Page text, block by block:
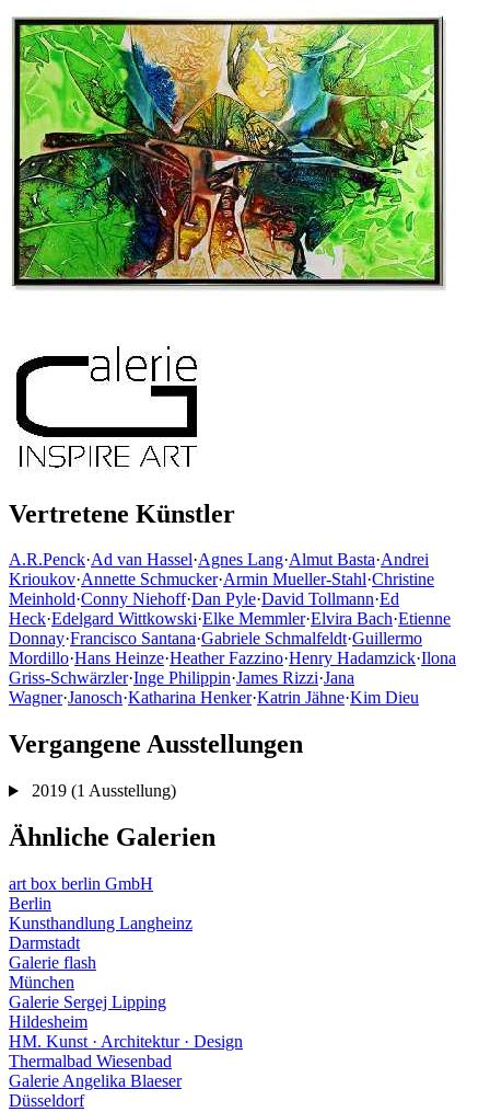
Vertretene Künstler
A.R.Penck·Ad van Hassel·Agnes Lang·Almut Basta·Andrei
Krioukov·Annette Schmucker·Armin Mueller-Stahl·Christine
Meinhold·Conny Niehoff·Dan Pyle·David Tollmann·Ed
Heck·Edelgard Wittkowski·Elke Memmler·Elvira Bach·Etienne
Donnay·Francisco Santana·Gabriele Schmalfeldt·Guillermo
Mordillo·Hans Heinze·Heather Fazzino·Henry Hadamzick·Ilona
Griss-Schwärzler·Inge Philippin·James Rizzi·Jana
Wagner·Janosch·Katharina Henker·Katrin Jähne·Kim Dieu
Vergangene Ausstellungen
2019 (1 Ausstellung)
Ähnliche Galerien
art box berlin GmbH
Berlin
Kunsthandlung Langheinz
Darmstadt
Galerie flash
München
Galerie Sergej Lipping
Hildesheim
HM. Kunst · Architektur · Design
Thermalbad Wiesenbad
Galerie Angelika Blaeser
Düsseldorf